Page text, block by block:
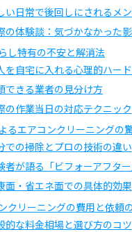
い日常で後回しにされるメ
の体験談：気づかなかった
し特有の不安と解消法
を自宅に入れる心理的ハー
できる業者の見分け方
の作業当日の対応テクニック
るエアコンクリーニングの
での掃除とプロの技術の違い
者が語る「ビフォーアフター
面・省エネ面での具体的効果
クリーニングの費用と依頼
的な料金相場と選び方のコツ